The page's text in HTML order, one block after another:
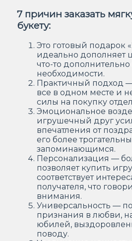
7 причин заказать
букету:
Это готовый подарок
идеально дополняет
что-то дополнительно
необходимости.
Практичный подход —
все в одном месте и
силы на покупку
Эмоциональное
игрушечный друг
впечатления от
его более
запоминающимся.
Персонализация —
позволяет купить
соответствует
получателя, что
внимания.
Универсальность —
признания в любви,
юбилей,
поводу.